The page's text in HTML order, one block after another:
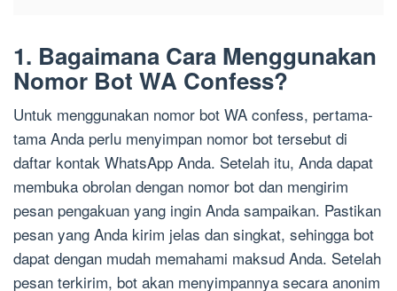
1. Bagaimana Cara Menggunakan
Nomor Bot WA Confess?
Untuk menggunakan nomor bot WA confess, pertama-
tama Anda perlu menyimpan nomor bot tersebut di
daftar kontak WhatsApp Anda. Setelah itu, Anda dapat
membuka obrolan dengan nomor bot dan mengirim
pesan pengakuan yang ingin Anda sampaikan. Pastikan
pesan yang Anda kirim jelas dan singkat, sehingga bot
dapat dengan mudah memahami maksud Anda. Setelah
pesan terkirim, bot akan menyimpannya secara anonim